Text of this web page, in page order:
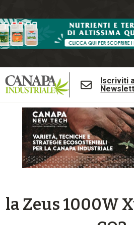
Iscriviti
la Zeus 1000W